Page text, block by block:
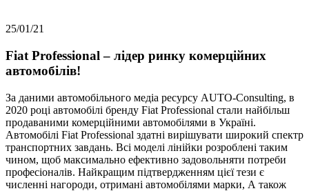
25/01/21
Fiat Professional – лідер ринку комерційних
автомобілів!
За даними автомобільного медіа ресурсу AUTO-Consulting, в
2020 році автомобілі бренду Fiat Professional стали найбільш
продаваними комерційними автомобілями в Україні.
Автомобілі Fiat Professional здатні вирішувати широкий спектр
транспортних завдань. Всі моделі лінійки розроблені таким
чином, щоб максимально ефективно задовольняти потреби
професіоналів. Найкращим підтвердженням цієї тези є
численні нагороди, отримані автомобілями марки, А також